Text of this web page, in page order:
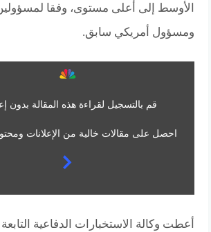
الأوسط إلى أعلى مستوى، وفقا
ومسؤول أمريكي سابق.
قم بالتسجيل لقراءة هذه المقالة بدون
احصل على مقالات خالية من الإعلانات
أعطت وكالة الاستخبارات الدفاعية